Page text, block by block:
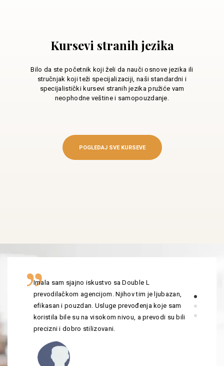
Kursevi stranih jezika
Bilo da ste početnik koji želi da nauči osnove jezika ili
stručnjak koji teži specijalizaciji, naši standardni i
specijalistički kursevi stranih jezika pružiće vam
neophodne veštine i samopouzdanje.
POGLEDAJ SVE KURSEVE
Imala sam sjajno iskustvo sa Double L
prevodilačkom agencijom. Njihov tim je ljubazan,
efikasan i pouzdan. Usluge prevođenja koje sam
koristila bile su na visokom nivou, a prevodi su bili
precizni i dobro stilizovani.